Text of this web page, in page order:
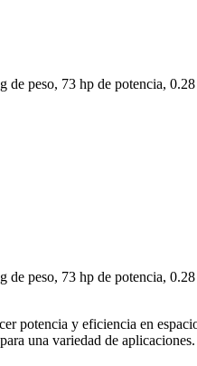
peso, 73 hp de potencia,
peso, 73 hp de potencia,
potencia y eficiencia en
una variedad de